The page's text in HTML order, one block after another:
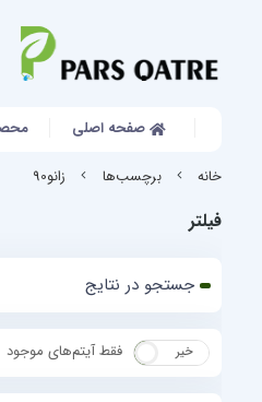
صفحه اصلی
خانه برچسب‌ها زانو90
فیلتر
جستجو در نتایج
بله خیر فقط آیتم‌های موجود